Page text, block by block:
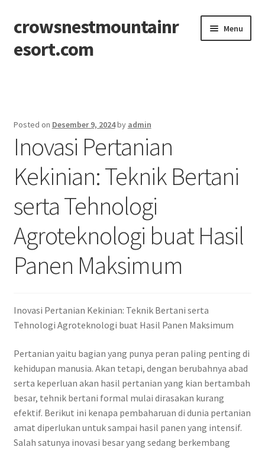
Skip
to
navigation
Skip
to
content
crowsnestmountainr
esort.com
Menu
Contact
Disclaimer
Privacy Policy
Sitemap
Posted on Desember 9, 2024by admin
Inovasi Pertanian
Kekinian: Teknik Bertani
serta Tehnologi
Agroteknologi buat Hasil
Panen Maksimum
Inovasi Pertanian Kekinian: Teknik Bertani serta
Tehnologi Agroteknologi buat Hasil Panen Maksimum
Pertanian yaitu bagian yang punya peran paling penting di
kehidupan manusia. Akan tetapi, dengan berubahnya abad
serta keperluan akan hasil pertanian yang kian bertambah
besar, tehnik bertani formal mulai dirasakan kurang
efektif. Berikut ini kenapa pembaharuan di dunia pertanian
amat diperlukan untuk sampai hasil panen yang intensif.
Salah satunya inovasi besar yang sedang berkembang